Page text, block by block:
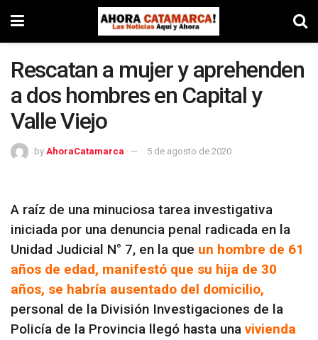
Rescatan a mujer y aprehenden
a dos hombres en Capital y
Valle Viejo
by AhoraCatamarca 5 de agosto de 2020
A raíz de una minuciosa tarea investigativa
iniciada por una denuncia penal radicada en la
Unidad Judicial N° 7, en la que un hombre de 61
años de edad, manifestó que su hija de 30
años, se habría ausentado del domicilio,
personal de la División Investigaciones de la
Policía de la Provincia llegó hasta unavivienda